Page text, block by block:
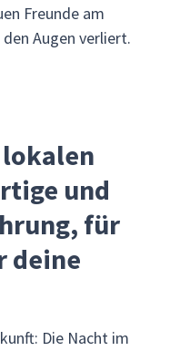
Freunde am
Augen verliert.
und
für
deine
Die Nacht im